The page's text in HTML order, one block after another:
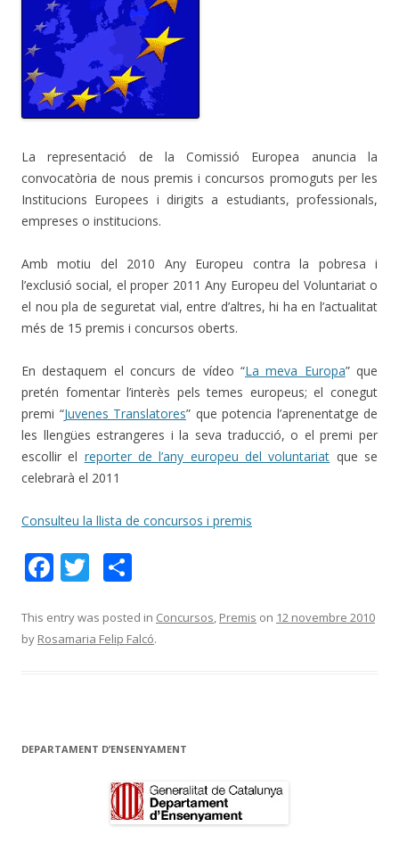
La representació de la Comissió Europea anuncia la
convocatòria de nous premis i concursos promoguts per les
Institucions Europees i dirigits a estudiants, professionals,
empreses o institucions.
Amb motiu del 2010 Any Europeu contra la pobresa i
l’exclusió social, el proper 2011 Any Europeu del Voluntariat o
el nou pla de seguretat vial, entre d’altres, hi ha en l’actualitat
més de 15 premis i concursos oberts.
En destaquem el concurs de vídeo “La meva Europa” que
pretén fomentar l’interès pels temes europeus; el conegut
premi “Juvenes Translatores” que potencia l’aprenentatge de
les llengües estrangeres i la seva traducció, o el premi per
escollir el reporter de l’any europeu del voluntariat que se
celebrarà el 2011
Consulteu la llista de concursos i premis
F
e
b
k
T
itt
er
m
p
ix
This entry was posted in Concursos, Premis on 12 novembre 2010
by Rosamaria Felip Falcó.
DEPARTAMENT D’ENSENYAMENT